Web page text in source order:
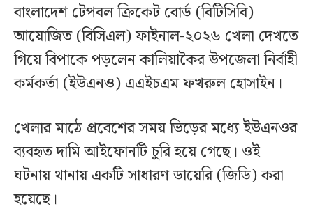
বাংলাদেশ টেপবল ক্রিকেট বোর্ড (বিটিসিবি)
আয়োজিত (বিসিএল) ফাইনাল-২০২৬ খেলা দেখতে
গিয়ে বিপাকে পড়লেন কালিয়াকৈর উপজেলা নির্বাহী
কর্মকর্তা (ইউএনও) এএইচএম ফখরুল হোসাইন।
খেলার মাঠে প্রবেশের সময় ভিড়ের মধ্যে ইউএনওর
ব্যবহৃত দামি আইফোনটি চুরি হয়ে গেছে। ওই
ঘটনায় থানায় একটি সাধারণ ডায়েরি (জিডি) করা
হয়েছে।